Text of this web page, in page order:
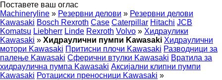
Поставете ваш оглас
Machineryline » Резервни делови » Резервни делови
Kawasaki Bosch Rexroth Case Caterpillar Hitachi JCB
Komatsu Liebherr Linde Rexroth Volvo » Хидраулики
Kawasaki » Хидраулични пумпи Kawasaki Хидраулични
мотори Kawasaki Притисни плочи Kawasaki Разводници за
палење Kawasaki Сферични втулки Kawasaki Вратила за
хидраулична пумпа Kawasaki Аксијални клипни пумпи
Kawasaki Ротациски преносници Kawasaki »